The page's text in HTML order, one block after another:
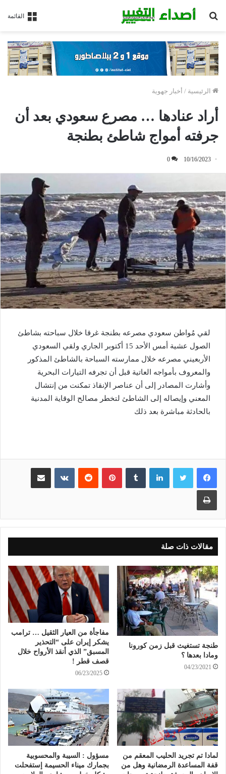
القائمة
الرئيسية / أخبار جهوية
أراد عنادها … مصرع سعودي بعد أن
جرفته أمواج شاطئ بطنجة
10/16/2023
0
لقي مُواطن سعودي مصرعه بطنجة غرقا خلال سباحته بشاطئ
الصول عشية أمس الأحد 15 أكتوبر الجاري ولقي السعودي
الأربعيني مصرعه خلال ممارسته السباحة بالشاطئ المذكور
والمعروف بأمواجه العاتية قبل أن تجرفه التيارات البحرية
وأشارت المصادر إلى أن عناصر الإنقاذ تمكنت من إنتشال
المعني وإيصاله إلى الشاطئ لتخطر مصالح الوقاية المدنية
بالحادثة مباشرة بعد ذلك
لينكدإن بينتيريست مشاركة عبر البريد
طباعة
مقالات ذات صلة
طنجة تستغيث قبل زمن كورونا
ومادا بعدها ؟
04/23/2021
مفاجأة من العيار الثقيل … ترامب
يشكر إيران على “التحذير
المسبق” الذي أنقذ الأرواح خلال
قصف قطر !
06/23/2025
لمادا تم تجريد الحليب المعقم من
قفة المساعدة الرمضانية وهل من
مسؤول : السيبة والمحسوبية
بجمارك ميناء الحسيمة إستفحلت